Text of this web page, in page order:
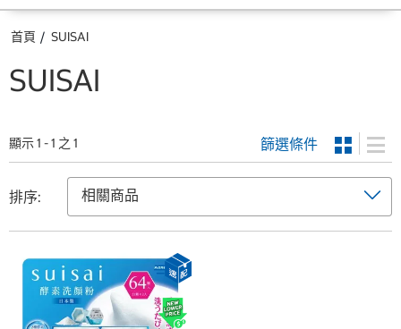
首頁 SUISAI
SUISAI
顯示 1 - 1 之 1 篩選條件
排序: